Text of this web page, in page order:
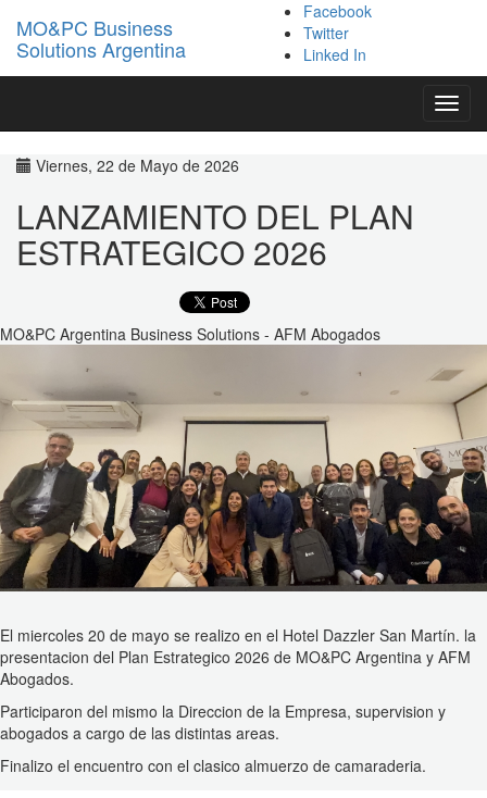
MO&PC Business
Solutions Argentina
Facebook
Twitter
Linked In
Viernes, 22 de Mayo de 2026
LANZAMIENTO DEL PLAN
ESTRATEGICO 2026
MO&PC Argentina Business Solutions - AFM Abogados
El miercoles 20 de mayo se realizo en el Hotel Dazzler San Martín. la
presentacion del Plan Estrategico 2026 de MO&PC Argentina y AFM
Abogados.
Participaron del mismo la Direccion de la Empresa, supervision y
abogados a cargo de las distintas areas.
Finalizo el encuentro con el clasico almuerzo de camaraderia.